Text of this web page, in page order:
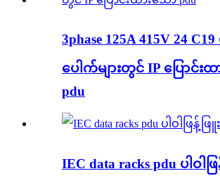
3phase 125A 415V 24
ပေါက်များတွင် IP ပြောင်း
pdu
IEC data racks pdu ပါဝါ